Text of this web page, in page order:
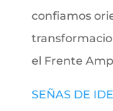
confiamos
el Frente
SEÑAS DE